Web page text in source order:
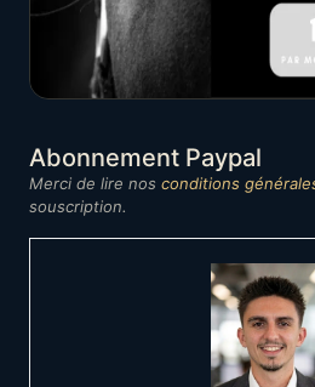
Abonnement Paypal
Merci de lire nos conditions
souscription.